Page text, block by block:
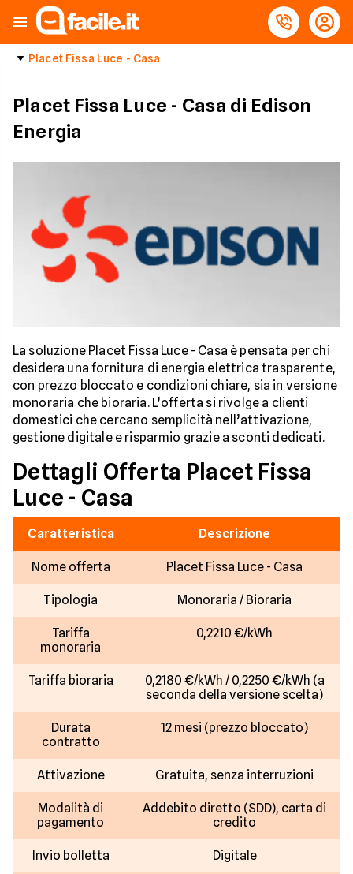
Placet Fissa Luce - Casa
Placet Fissa Luce - Casa di Edison
Energia
La soluzione Placet Fissa Luce - Casa è pensata per chi
desidera una fornitura di energia elettrica trasparente,
con prezzo bloccato e condizioni chiare, sia in versione
monoraria che bioraria. L’offerta si rivolge a clienti
domestici che cercano semplicità nell’attivazione,
gestione digitale e risparmio grazie a sconti dedicati.
Dettagli Offerta Placet Fissa
Luce - Casa
Caratteristica Descrizione
Nome offerta Placet Fissa Luce - Casa
Tipologia Monoraria / Bioraria
Tariffa
monoraria
0,2210 €/kWh
Tariffa bioraria
0,2180 €/kWh / 0,2250 €/kWh (a
seconda della versione scelta)
Durata
contratto
12 mesi (prezzo bloccato)
Attivazione Gratuita, senza interruzioni
Modalità di
pagamento
Addebito diretto (SDD), carta di
credito
Invio bolletta Digitale